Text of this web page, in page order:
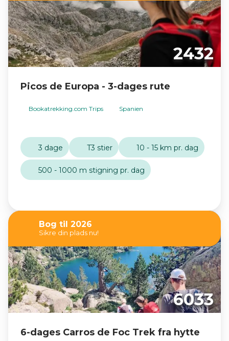
2432
Picos de Europa - 3-dages rute
Bookatrekking.com Trips Spanien
3 dage T3 stier 10 - 15 km pr. dag
500 - 1000 m stigning pr. dag
Bog til 2026
Sikre din plads nu!
6033
6-dages Carros de Foc Trek fra hytte